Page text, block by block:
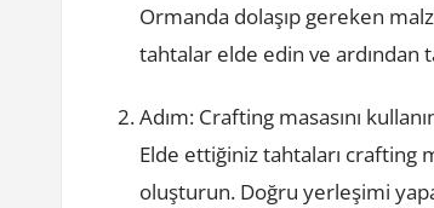
Ormanda dolaşıp gereken
tahtalar elde edin ve ardından
Adım: Crafting masasını
Elde ettiğiniz tahtaları crafting
oluşturun. Doğru yerleşimi